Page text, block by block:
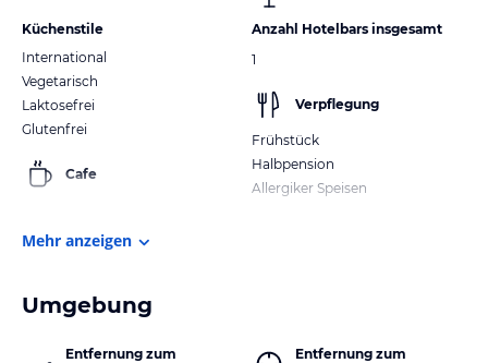
Küchenstile
International
Vegetarisch
Laktosefrei
Glutenfrei
Cafe
Anzahl Hotelbars insgesamt
1
Verpflegung
Frühstück
Halbpension
Allergiker Speisen
Mehr anzeigen
Umgebung
Entfernung zum
Entfernung zum